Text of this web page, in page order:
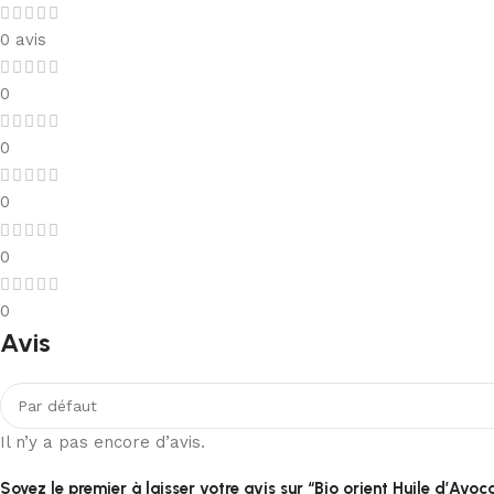
0 avis
0
0
0
0
0
Avis
Il n’y a pas encore d’avis.
Soyez le premier à laisser votre avis sur “Bio orient Huile